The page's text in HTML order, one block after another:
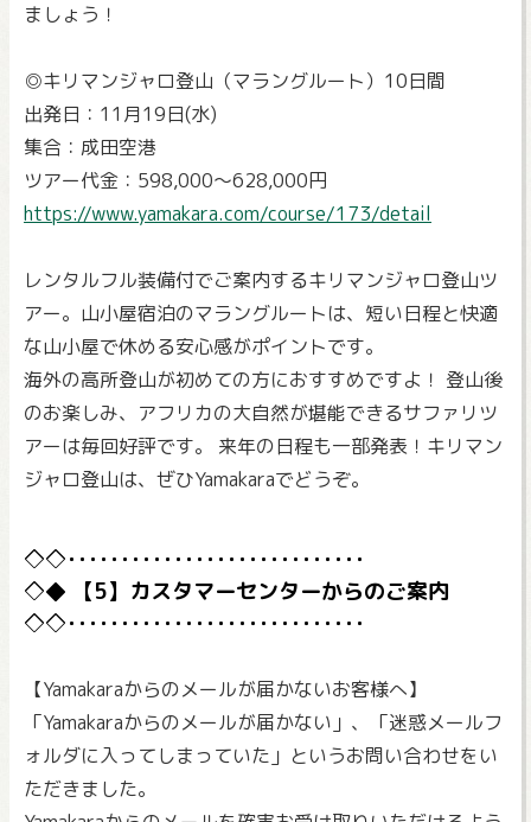
ましょう！
◎キリマンジャロ登山（マラングルート）10日間
出発日：11月19日(水)
集合：成田空港
ツアー代金：598,000～628,000円
https://www.yamakara.com/course/173/detail
レンタルフル装備付でご案内するキリマンジャロ登山ツ
アー。山小屋宿泊のマラングルートは、短い日程と快適
な山小屋で休める安心感がポイントです。
海外の高所登山が初めての方におすすめですよ！ 登山後
のお楽しみ、アフリカの大自然が堪能できるサファリツ
アーは毎回好評です。 来年の日程も一部発表！キリマン
ジャロ登山は、ぜひYamakaraでどうぞ。
【5】カスタマーセンターからのご案内
【Yamakaraからのメールが届かないお客様へ】
「Yamakaraからのメールが届かない」、「迷惑メールフ
ォルダに入ってしまっていた」というお問い合わせをい
ただきました。